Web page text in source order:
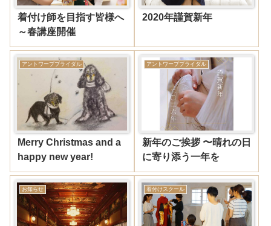
着付け師を目指す皆様へ
～春講座開催
2020年謹賀新年
アントワープブライダル
Merry Christmas and a
happy new year!
アントワープブライダル
新年のご挨拶 〜晴れの日
に寄り添う一年を
お知らせ 着付けスクール